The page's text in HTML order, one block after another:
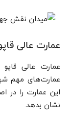
عمارت عالی
عمارت عالی
عمارت‌های مهم
این عمارت را
نشان بدهد.